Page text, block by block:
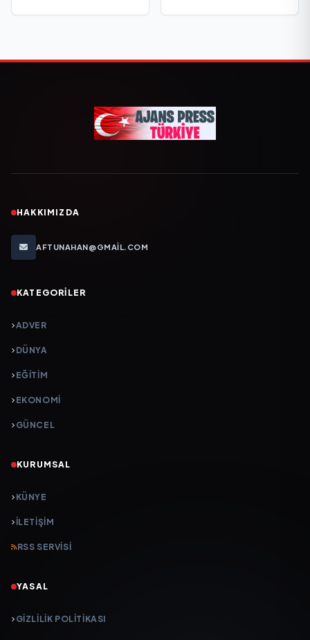
HAKKIMIZDA
AFTUNAHAN@GMAIL.COM
KATEGORILER
ADVER
DÜNYA
EĞİTİM
EKONOMİ
GÜNCEL
KURUMSAL
KÜNYE
İLETIŞIM
RSS SERVISI
YASAL
GIZLILIK POLITIKASI